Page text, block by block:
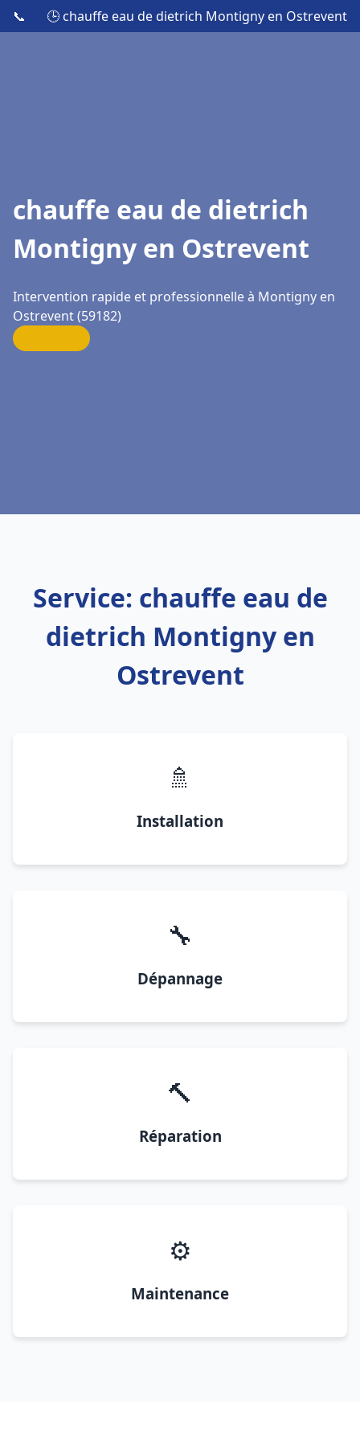
📞 🕒 chauffe eau de dietrich Montigny en Ostrevent
chauffe eau de dietrich
Montigny en Ostrevent
Intervention rapide et professionnelle à Montigny en
Ostrevent (59182)
Service: chauffe eau de
dietrich Montigny en
Ostrevent
🚿
Installation
🔧
Dépannage
🔨
Réparation
⚙️
Maintenance